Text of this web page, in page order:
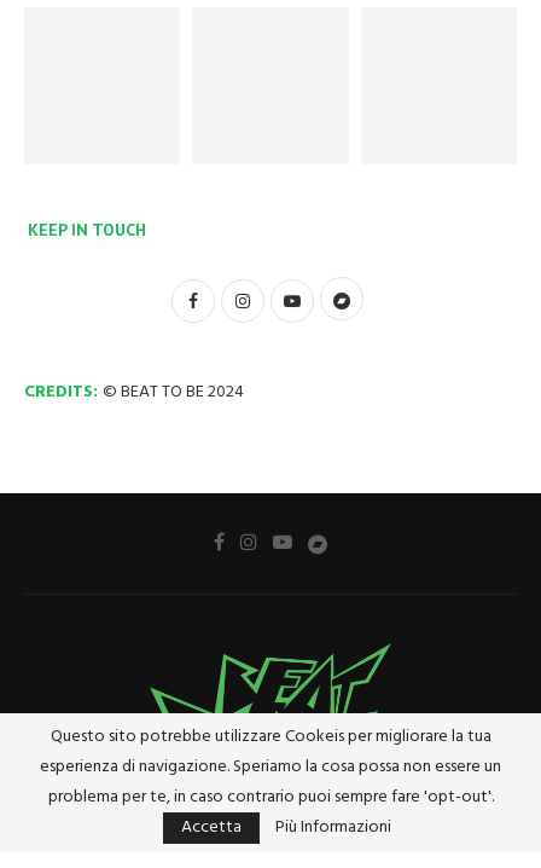
KEEP IN TOUCH
CREDITS: © BEAT TO BE 2024
Cookie Policy
Questo sito potrebbe utilizzare Cookeis per migliorare la tua
esperienza di navigazione. Speriamo la cosa possa non essere un
problema per te, in caso contrario puoi sempre fare 'opt-out'.
Accetta
Più Informazioni